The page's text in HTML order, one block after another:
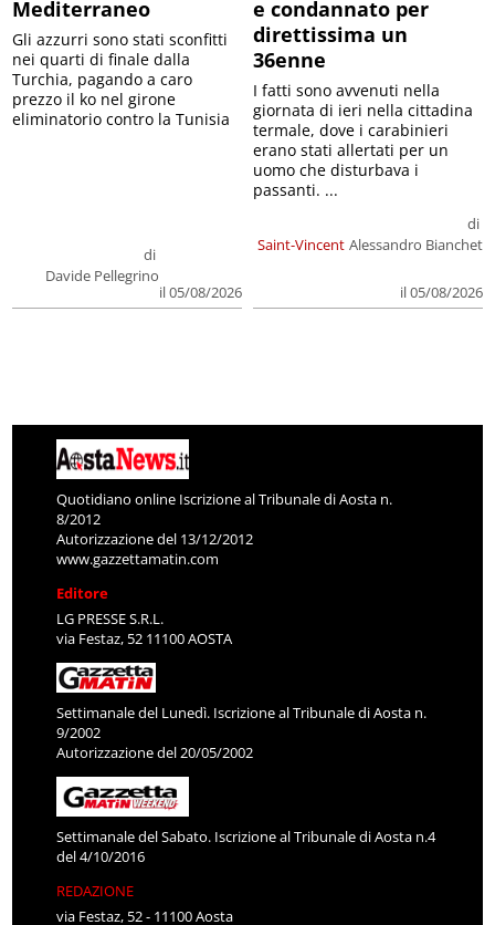
Mediterraneo
di
Davide Pellegrino
il 05/08/2026
Gli azzurri sono stati sconfitti
nei quarti di finale dalla
Turchia, pagando a caro
prezzo il ko nel girone
eliminatorio contro la Tunisia
e condannato per
direttissima un
36enne
Saint-Vincent
di
Alessandro Bianchet
il 05/08/2026
I fatti sono avvenuti nella
giornata di ieri nella cittadina
termale, dove i carabinieri
erano stati allertati per un
uomo che disturbava i
passanti. ...
Quotidiano online Iscrizione al Tribunale di Aosta n.
8/2012
Autorizzazione del 13/12/2012
www.gazzettamatin.com
Editore
LG PRESSE S.R.L.
via Festaz, 52 11100 AOSTA
Settimanale del Lunedì. Iscrizione al Tribunale di Aosta n.
9/2002
Autorizzazione del 20/05/2002
Settimanale del Sabato. Iscrizione al Tribunale di Aosta n.4
del 4/10/2016
REDAZIONE
via Festaz, 52 - 11100 Aosta